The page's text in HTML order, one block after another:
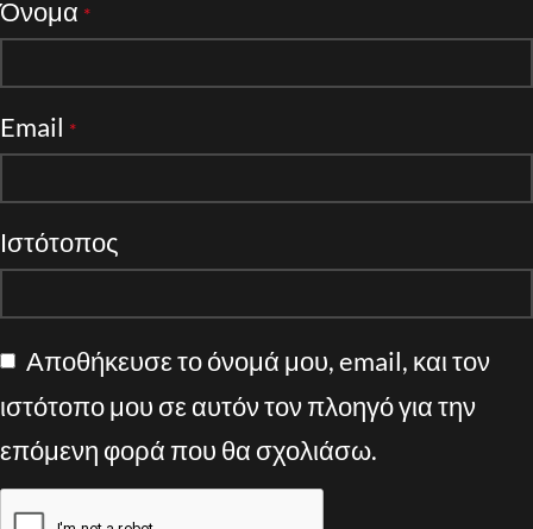
Όνομα *
Email *
Ιστότοπος
Αποθήκευσε το όνομά μου, email, και τον
ιστότοπο μου σε αυτόν τον πλοηγό για την
επόμενη φορά που θα σχολιάσω.